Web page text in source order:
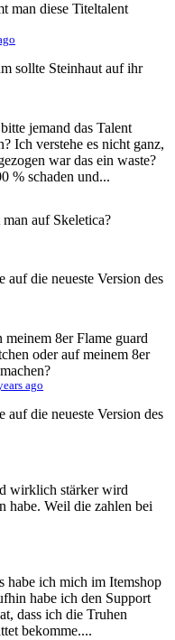
man diese Titeltalent
sollte Steinhaut auf ihr
jemand das Talent
Ich verstehe es nicht ganz,
war das ein waste?
% schaden und...
auf Skeletica?
auf die neueste Version des
meinem 8er Flame guard
oder auf meinem 8er
ago
auf die neueste Version des
wirklich stärker wird
habe. Weil die zahlen bei
habe ich mich im Itemshop
habe ich den Support
dass ich die Truhen
bekomme....